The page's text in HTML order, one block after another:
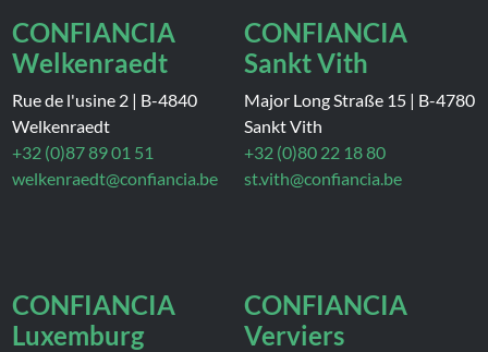
CONFIANCIA
Welkenraedt
Rue de l'usine 2 | B-4840
Welkenraedt
+32 (0)87 89 01 51
welkenraedt@confiancia.be
CONFIANCIA
Sankt Vith
Major Long Straße 15 | B-4780
Sankt Vith
+32 (0)80 22 18 80
st.vith@confiancia.be
CONFIANCIA
Luxemburg
CONFIANCIA
Verviers